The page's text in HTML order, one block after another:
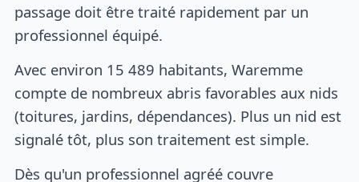
passage doit être traité rapidement par un
professionnel équipé.
Avec environ 15 489 habitants, Waremme
compte de nombreux abris favorables aux nids
(toitures, jardins, dépendances). Plus un nid est
signalé tôt, plus son traitement est simple.
Dès qu'un professionnel agréé couvre